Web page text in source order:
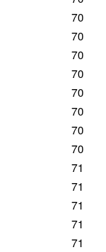
70
70
70
70
70
70
70
70
71
71
71
71
71